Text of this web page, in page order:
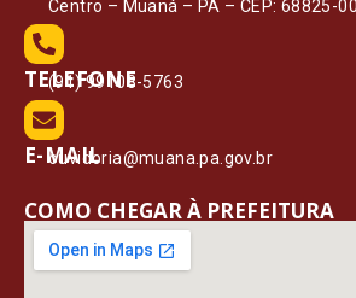
Centro – Muaná – PA – CEP: 68825-
TELEFONE
(91) 99108-5763
E-MAIL
ouvidoria@muana.pa.gov.br
COMO CHEGAR À PREFEITURA